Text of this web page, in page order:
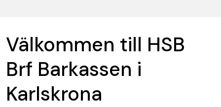
Välkommen till HSB
Brf Barkassen i
Karlskrona